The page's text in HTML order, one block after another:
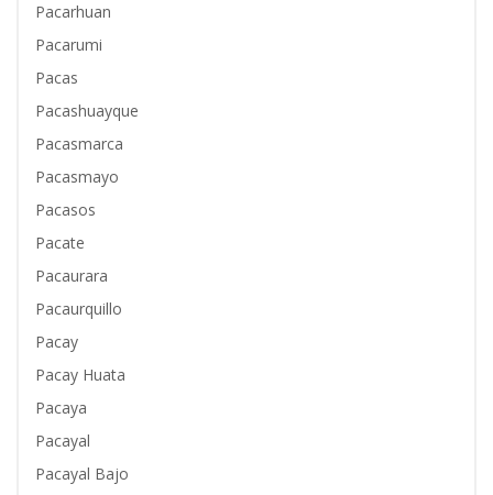
Pacarhuan
Pacarumi
Pacas
Pacashuayque
Pacasmarca
Pacasmayo
Pacasos
Pacate
Pacaurara
Pacaurquillo
Pacay
Pacay Huata
Pacaya
Pacayal
Pacayal Bajo